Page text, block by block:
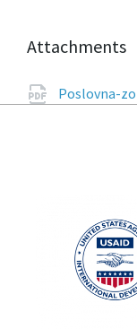
Attachments
Poslovna-